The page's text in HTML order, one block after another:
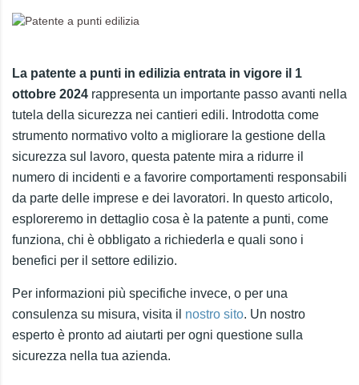
La patente a punti in edilizia entrata in vigore il 1
ottobre 2024 rappresenta un importante passo avanti nella
tutela della sicurezza nei cantieri edili. Introdotta come
strumento normativo volto a migliorare la gestione della
sicurezza sul lavoro, questa patente mira a ridurre il
numero di incidenti e a favorire comportamenti responsabili
da parte delle imprese e dei lavoratori. In questo articolo,
esploreremo in dettaglio cosa è la patente a punti, come
funziona, chi è obbligato a richiederla e quali sono i
benefici per il settore edilizio.
Per informazioni più specifiche invece, o per una
consulenza su misura, visita il nostro sito. Un nostro
esperto è pronto ad aiutarti per ogni questione sulla
sicurezza nella tua azienda.